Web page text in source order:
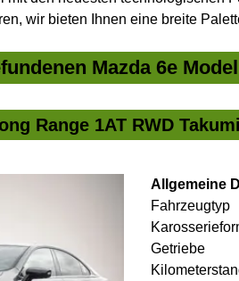
wir bieten Ihnen eine breite
Mazda 6e
Range 1AT RWD
Allgemeine
Fahrzeugtyp
Getriebe